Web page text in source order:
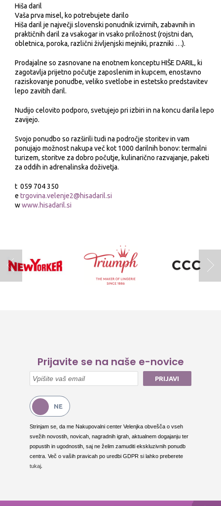
Hiša daril
Vaša prva misel, ko potrebujete darilo
Hiša daril je največji slovenski ponudnik izvirnih, zabavnih in
praktičnih daril za vsakogar in vsako priložnost (rojstni dan,
obletnica, poroka, različni življenjski mejniki, prazniki …).
Prodajalne so zasnovane na enotnem konceptu HIŠE DARIL, ki
zagotavlja prijetno počutje zaposlenim in kupcem, enostavno
raziskovanje ponudbe, veliko svetlobe in estetsko predstavitev
lepo zavitih daril.
Nudijo celovito podporo, svetujejo pri izbiri in na koncu darila lepo
zavijejo.
Svojo ponudbo so razširili tudi na področje storitev in vam
ponujajo možnost nakupa več kot 1000 darilnih bonov: termalni
turizem, storitve za dobro počutje, kulinarično razvajanje, paketi
za oddih in adrenalinska doživetja.
t 059 704 350
e trgovina.velenje2@hisadaril.si
wwww.hisadaril.si
Prijavite se na naše e-novice
PRIJAVI
Strinjam se, da me Nakupovalni center Velenjka obvešča o vseh
svežih novostih, novicah, nagradnih igrah, aktualnem dogajanju ter
popustih in ugodnostih, saj ne želim zamuditi ekskluzivnih ponudb
centra. Več o vaših pravicah po uredbi GDPR si lahko preberete
tukaj.